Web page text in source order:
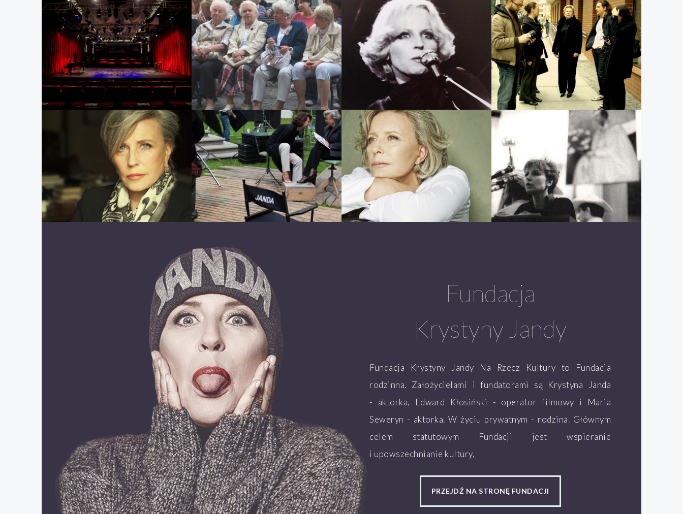
Fundacja
Krystyny Jandy
Fundacja Krystyny Jandy Na Rzecz Kultury to Fundacja
rodzinna. Założycielami i fundatorami są Krystyna Janda
- aktorka, Edward Kłosiński - operator filmowy i Maria
Seweryn - aktorka. W życiu prywatnym - rodzina. Głównym
celem statutowym Fundacji jest wspieranie
i upowszechnianie kultury,
PRZEJDŹ NA STRONĘ FUNDACJI